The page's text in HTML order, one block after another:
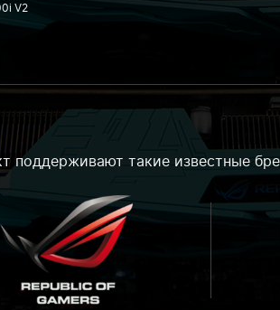
V2
поддерживают такие известные